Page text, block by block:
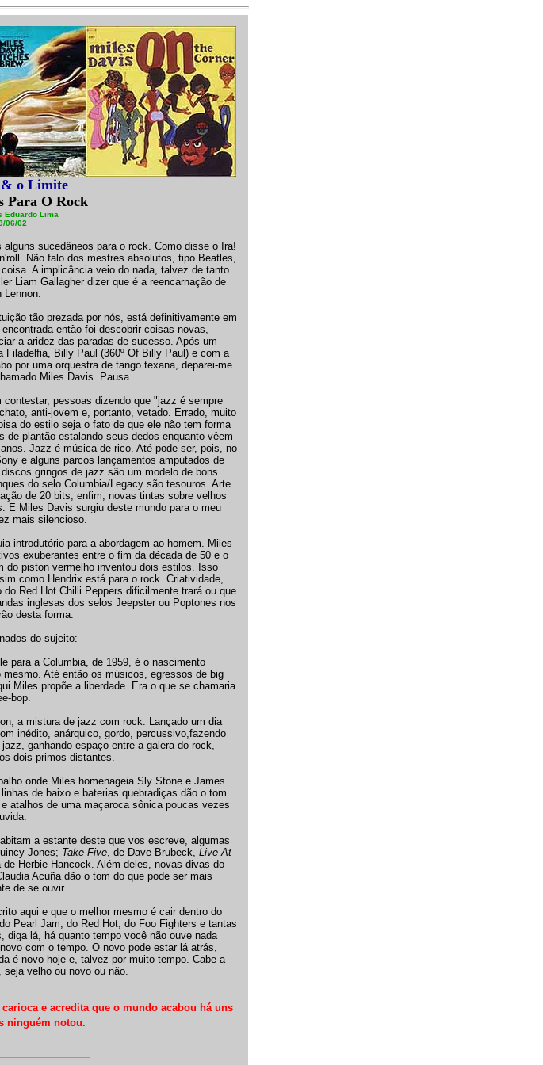
o Limite
Para O Rock
Eduardo Lima
06/02
sucedâneos para o rock. Como disse o Ira!
Não falo dos mestres absolutos, tipo Beatles,
A implicância veio do nada, talvez de tanto
Liam Gallagher dizer que é a reencarnação de
Lennon.
tão prezada por nós, está definitivamente em
então foi descobrir coisas novas,
a aridez das paradas de sucesso. Após um
Billy Paul (360º Of Billy Paul) e com a
por uma orquestra de tango texana, deparei-me
Miles Davis. Pausa.
pessoas dizendo que "jazz é sempre
anti-jovem e, portanto, vetado. Errado, muito
do estilo seja o fato de que ele não tem forma
plantão estalando seus dedos enquanto vêem
Jazz é música de rico. Até pode ser, pois, no
e alguns parcos lançamentos amputados de
gringos de jazz são um modelo de bons
do selo Columbia/Legacy são tesouros. Arte
de 20 bits, enfim, novas tintas sobre velhos
E Miles Davis surgiu deste mundo para o meu
mais silencioso.
introdutório para a abordagem ao homem. Miles
exuberantes entre o fim da década de 50 e o
do piston vermelho inventou dois estilos. Isso
como Hendrix está para o rock. Criatividade,
Red Hot Chilli Peppers dificilmente trará ou que
inglesas dos selos Jeepster ou Poptones nos
desta forma.
do sujeito:
para a Columbia, de 1959, é o nascimento
Até então os músicos, egressos de big
Miles propõe a liberdade. Era o que se chamaria
bop.
a mistura de jazz com rock. Lançado um dia
inédito, anárquico, gordo, percussivo,fazendo
ganhando espaço entre a galera do rock,
dois primos distantes.
onde Miles homenageia Sly Stone e James
de baixo e baterias quebradiças dão o tom
atalhos de uma maçaroca sônica poucas vezes
a estante deste que vos escreve, algumas
Jones; Take Five, de Dave Brubeck, Live At
Herbie Hancock. Além deles, novas divas do
Acuña dão o tom do que pode ser mais
de se ouvir.
aqui e que o melhor mesmo é cair dentro do
Pearl Jam, do Red Hot, do Foo Fighters e tantas
lá, há quanto tempo você não ouve nada
com o tempo. O novo pode estar lá atrás,
é novo hoje e, talvez por muito tempo. Cabe a
seja velho ou novo ou não.
e acredita que o mundo acabou há uns
ninguém notou.